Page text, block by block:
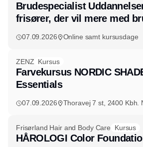
Brudespecialist
frisører, der vil mere med
07.09.2026 Online samt kursusdage
ZENZ Kursus
Farvekursus NORDIC
Essentials
07.09.2026 Thoravej 7 st, 2400 Kbh.
Frisørland Hair and Body Care Kursus
HÅROLOGI Color